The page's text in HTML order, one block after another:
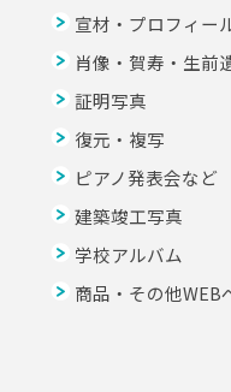
宣材・プロフィー
肖像・賀寿・生前
証明写真
復元・複写
ピアノ発表会など
建築竣工写真
学校アルバム
商品・その他WEB